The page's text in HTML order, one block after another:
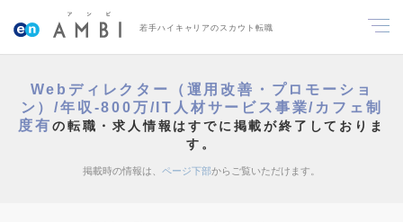
若手ハイキャリアのスカウト転職
Webディレクター（運用改善・プロモーショ
ン）/年収-800万/IT人材サービス事業/カフェ制
度有の転職・求人情報はすでに掲載が終了しておりま
す。
掲載時の情報は、 ページ下部からご覧いただけます。